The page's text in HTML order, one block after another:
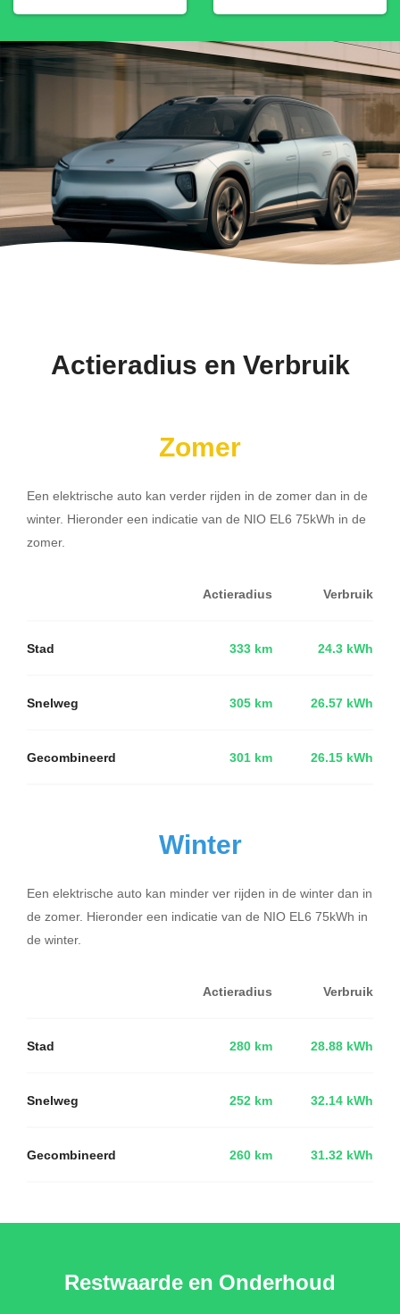
Actieradius en Verbruik
Zomer
Een elektrische auto kan verder rijden in de zomer dan in de
winter. Hieronder een indicatie van de NIO EL6 75kWh in de
zomer.
Actieradius Verbruik
Stad 333 km 24.3 kWh
Snelweg 305 km 26.57 kWh
Gecombineerd 301 km 26.15 kWh
Winter
Een elektrische auto kan minder ver rijden in de winter dan in
de zomer. Hieronder een indicatie van de NIO EL6 75kWh in
de winter.
Actieradius Verbruik
Stad 280 km 28.88 kWh
Snelweg 252 km 32.14 kWh
Gecombineerd 260 km 31.32 kWh
Restwaarde en Onderhoud